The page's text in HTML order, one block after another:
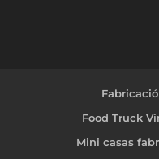
Food Truck
Mini casas